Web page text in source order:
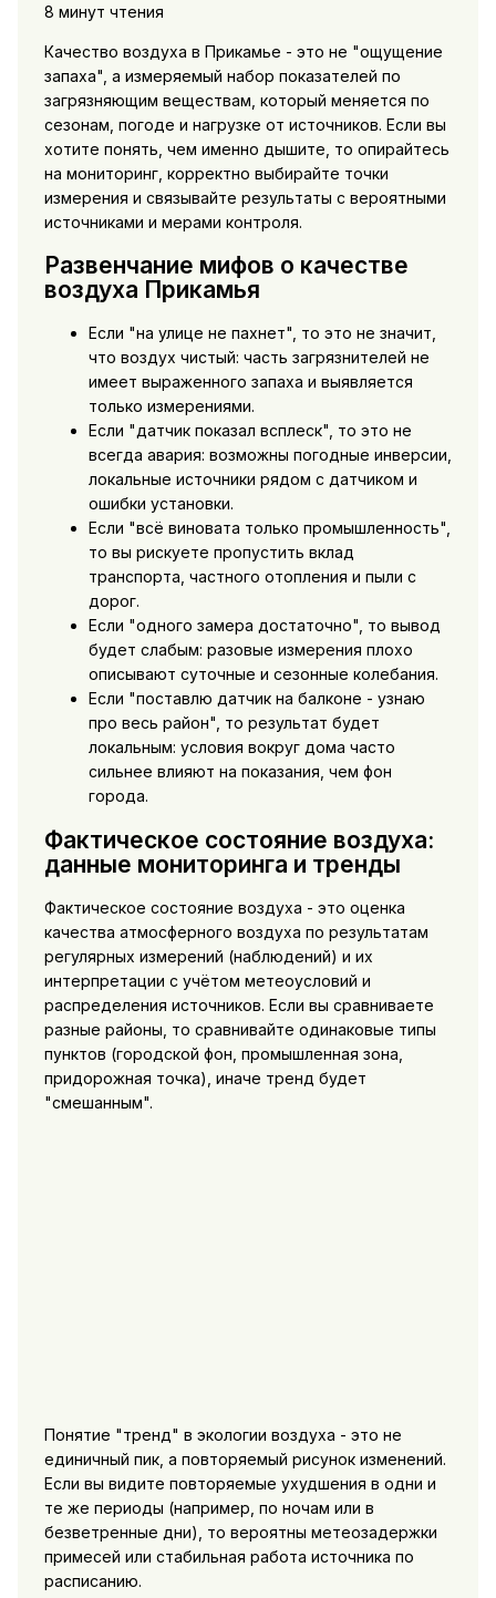
8 минут чтения
Качество воздуха в Прикамье - это не "ощущение
запаха", а измеряемый набор показателей по
загрязняющим веществам, который меняется по
сезонам, погоде и нагрузке от источников. Если вы
хотите понять, чем именно дышите, то опирайтесь
на мониторинг, корректно выбирайте точки
измерения и связывайте результаты с вероятными
источниками и мерами контроля.
Развенчание мифов о качестве
воздуха Прикамья
Если "на улице не пахнет", то это не значит,
что воздух чистый: часть загрязнителей не
имеет выраженного запаха и выявляется
только измерениями.
Если "датчик показал всплеск", то это не
всегда авария: возможны погодные инверсии,
локальные источники рядом с датчиком и
ошибки установки.
Если "всё виновата только промышленность",
то вы рискуете пропустить вклад
транспорта, частного отопления и пыли с
дорог.
Если "одного замера достаточно", то вывод
будет слабым: разовые измерения плохо
описывают суточные и сезонные колебания.
Если "поставлю датчик на балконе - узнаю
про весь район", то результат будет
локальным: условия вокруг дома часто
сильнее влияют на показания, чем фон
города.
Фактическое состояние воздуха:
данные мониторинга и тренды
Фактическое состояние воздуха - это оценка
качества атмосферного воздуха по результатам
регулярных измерений (наблюдений) и их
интерпретации с учётом метеоусловий и
распределения источников. Если вы сравниваете
разные районы, то сравнивайте одинаковые типы
пунктов (городской фон, промышленная зона,
придорожная точка), иначе тренд будет
"смешанным".
Понятие "тренд" в экологии воздуха - это не
единичный пик, а повторяемый рисунок изменений.
Если вы видите повторяемые ухудшения в одни и
те же периоды (например, по ночам или в
безветренные дни), то вероятны метеозадержки
примесей или стабильная работа источника по
расписанию.